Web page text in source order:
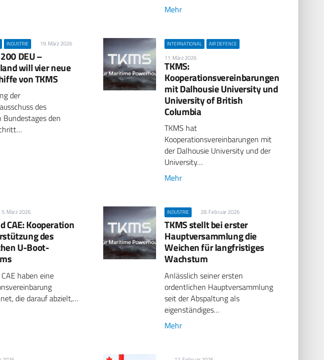
Mehr
INDUSTRIE 19. März 2026
DEU –
will vier neue
von TKMS
der
des
Bundestages den
INTERNATIONAL AIR DEFENCE
11. März 2026
TKMS:
Kooperationsvereinbarungen
mit Dalhousie University und
University of British
Columbia
TKMS hat
Kooperationsvereinbarungen mit
der Dalhousie University und der
University…
Mehr
5. März 2026
CAE: Kooperation
des
U-Boot-
haben eine
die darauf abzielt,…
INDUSTRIE 28. Februar 2026
TKMS stellt bei erster
Hauptversammlung die
Weichen für langfristiges
Wachstum
Anlässlich seiner ersten
ordentlichen Hauptversammlung
seit der Abspaltung als
eigenständiges…
Mehr